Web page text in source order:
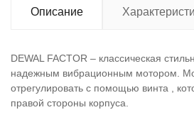
Описание
DEWAL FACTOR – классическая
надежным вибрационным мотором.
отрегулировать с помощью винта ,
правой стороны корпуса.